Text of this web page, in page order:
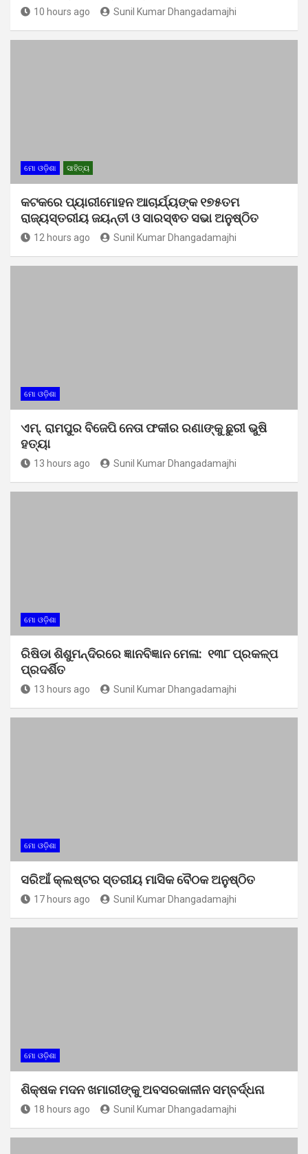
10 hours ago Sunil Kumar Dhangadamajhi
ମୋ ଓଡ଼ିଶା ସାହିତ୍ୟ
କଟକରେ ପ୍ୟାରୀମୋହନ ଆଚାର୍ଯ୍ୟଙ୍କ ୧୭୫ତମ
ରାଜ୍ୟସ୍ତରୀୟ ଜୟନ୍ତୀ ଓ ସାରସ୍ଵତ ସଭା ଅନୁଷ୍ଠିତ
12 hours ago Sunil Kumar Dhangadamajhi
ମୋ ଓଡ଼ିଶା
ଏମ୍. ରାମପୁର ବିଜେପି ନେତା ଫକୀର ରଣାଙ୍କୁ ଛୁରୀ ଭୁଷି
ହତ୍ୟା
13 hours ago Sunil Kumar Dhangadamajhi
ମୋ ଓଡ଼ିଶା
ରିଷିଡା ଶିଶୁମନ୍ଦିରରେ ଜ୍ଞାନବିଜ୍ଞାନ ମେଳା: ୧୩୮ ପ୍ରକଳ୍ପ
ପ୍ରଦର୍ଶିତ
13 hours ago Sunil Kumar Dhangadamajhi
ମୋ ଓଡ଼ିଶା
ସରିଆଁ କ୍ଲଷ୍ଟର ସ୍ତରୀୟ ମାସିକ ବୈଠକ ଅନୁଷ୍ଠିତ
17 hours ago Sunil Kumar Dhangadamajhi
ମୋ ଓଡ଼ିଶା
ଶିକ୍ଷକ ମଦନ ଖମାରୀଙ୍କୁ ଅବସରକାଳୀନ ସମ୍ବର୍ଦ୍ଧନା
18 hours ago Sunil Kumar Dhangadamajhi